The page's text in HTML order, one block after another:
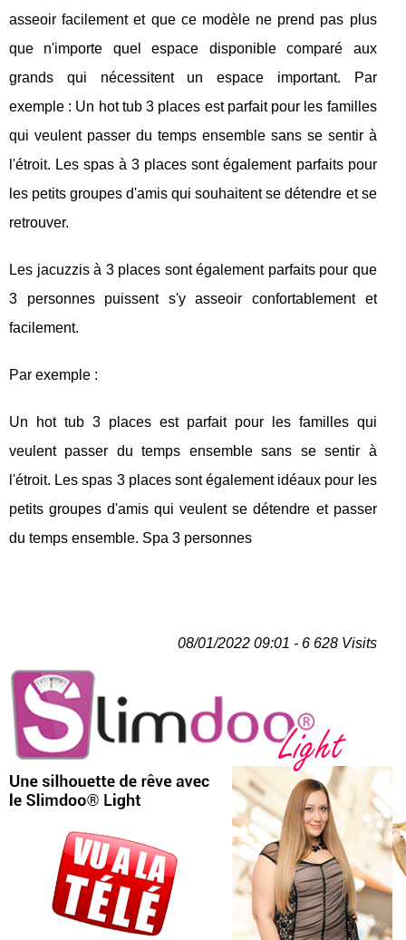
asseoir facilement et que ce modèle ne prend pas plus
que n'importe quel espace disponible comparé aux
grands qui nécessitent un espace important. Par
exemple : Un hot tub 3 places est parfait pour les familles
qui veulent passer du temps ensemble sans se sentir à
l'étroit. Les spas à 3 places sont également parfaits pour
les petits groupes d'amis qui souhaitent se détendre et se
retrouver.
Les jacuzzis à 3 places sont également parfaits pour que
3 personnes puissent s'y asseoir confortablement et
facilement.
Par exemple :
Un hot tub 3 places est parfait pour les familles qui
veulent passer du temps ensemble sans se sentir à
l'étroit. Les spas 3 places sont également idéaux pour les
petits groupes d'amis qui veulent se détendre et passer
du temps ensemble. Spa 3 personnes
08/01/2022 09:01 - 6 628 Visits